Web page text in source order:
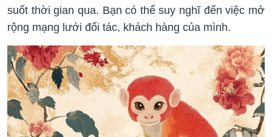
suốt thời gian qua. Bạn có thể suy nghĩ đến việc mở
rộng mạng lưới đối tác, khách hàng của mình.